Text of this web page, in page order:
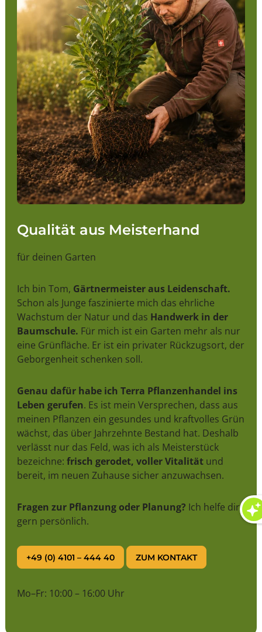
Qualität aus Meisterhand
für deinen Garten
Ich bin Tom, Gärtnermeister aus Leidenschaft.
Schon als Junge faszinierte mich das ehrliche
Wachstum der Natur und das Handwerk in der
Baumschule. Für mich ist ein Garten mehr als nur
eine Grünfläche. Er ist ein privater Rückzugsort, der
Geborgenheit schenken soll.
Genau dafür habe ich Terra Pflanzenhandel ins
Leben gerufen. Es ist mein Versprechen, dass aus
meinen Pflanzen ein gesundes und kraftvolles Grün
wächst, das über Jahrzehnte Bestand hat. Deshalb
verlässt nur das Feld, was ich als Meisterstück
bezeichne: frisch gerodet, voller Vitalitätund
bereit, im neuen Zuhause sicher anzuwachsen.
Fragen zur Pflanzung oder Planung? Ich helfe dir
gern persönlich.
+49 (0) 4101 – 444 40 ZUM KONTAKT
Mo–Fr: 10:00 – 16:00 Uhr